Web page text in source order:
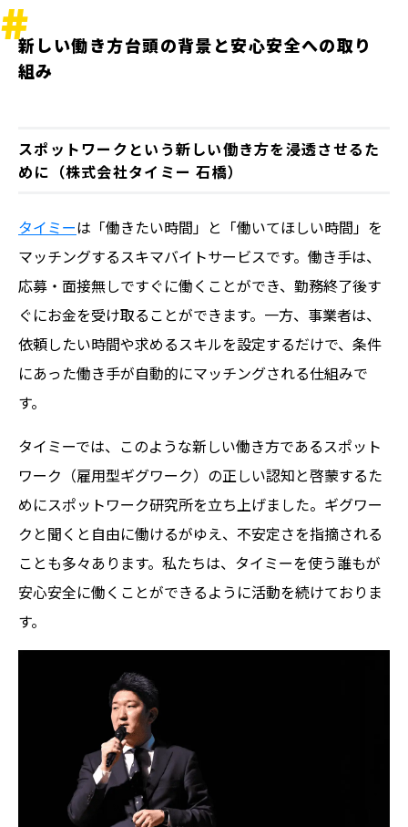
新しい働き方台頭の背景と安心安全への取り
組み
スポットワークという新しい働き方を浸透させるた
めに（株式会社タイミー 石橋）
タイミーは「働きたい時間」と「働いてほしい時間」を
マッチングするスキマバイトサービスです。働き手は、
応募・面接無しですぐに働くことができ、勤務終了後す
ぐにお金を受け取ることができます。一方、事業者は、
依頼したい時間や求めるスキルを設定するだけで、条件
にあった働き手が自動的にマッチングされる仕組みで
す。
タイミーでは、このような新しい働き方であるスポット
ワーク（雇用型ギグワーク）の正しい認知と啓蒙するた
めにスポットワーク研究所を立ち上げました。ギグワー
クと聞くと自由に働けるがゆえ、不安定さを指摘される
ことも多々あります。私たちは、タイミーを使う誰もが
安心安全に働くことができるように活動を続けておりま
す。